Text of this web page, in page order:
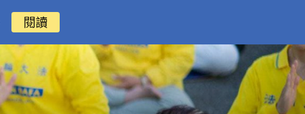
閱讀